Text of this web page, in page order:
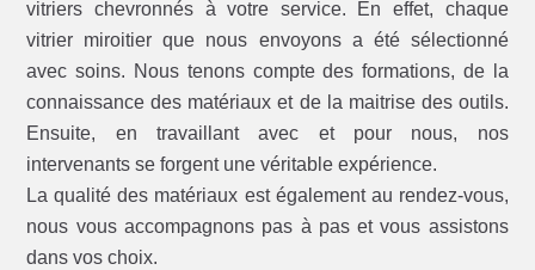
vitriers chevronnés à votre service. En effet, chaque
vitrier miroitier que nous envoyons a été sélectionné
avec soins. Nous tenons compte des formations, de la
connaissance des matériaux et de la maitrise des outils.
Ensuite, en travaillant avec et pour nous, nos
intervenants se forgent une véritable expérience.
La qualité des matériaux est également au rendez-vous,
nous vous accompagnons pas à pas et vous assistons
dans vos choix.